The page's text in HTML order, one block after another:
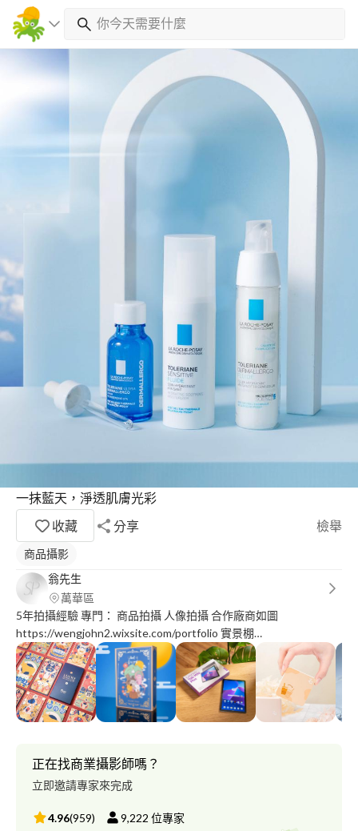
一抹藍天，淨透肌膚光彩
收藏
分享 檢舉
商品攝影
翁先生
萬華區
5年拍攝經驗 專門： 商品拍攝 人像拍攝 合作廠商如圖
https://wengjohn2.wixsite.com/portfolio 實景棚
https://www.instagram.com/sykerproject?
正在找商業攝影師嗎？
立即邀請專家來完成
4.96(959) 9,222 位專家